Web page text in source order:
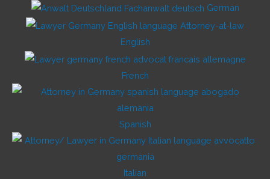
German
English
French
Spanish
Italian